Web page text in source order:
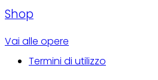
Shop
Vai alle opere
Termini di utilizzo